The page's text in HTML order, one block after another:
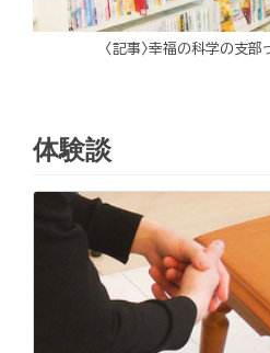
〈記事〉幸福の科学の支部
体験談